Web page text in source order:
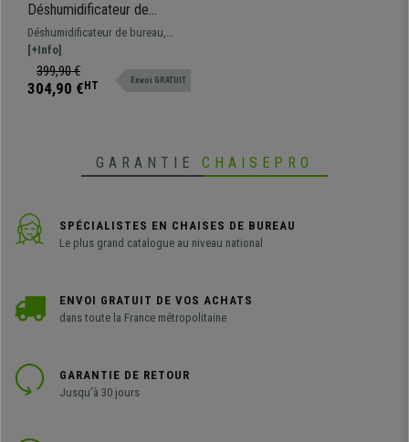
Déshumidificateur de
Bureau PUREDRY, Design
Industriel, Réservoir 5,5 L,
Blanc
Déshumidificateur de bureau,
grande capacité, réservoir 5,5 L
[+Info]
399,90 €
304,90 € HT Envoi GRATUIT
GARANTIE CHAISEPRO
SPÉCIALISTES EN CHAISES DE BUREAU
Le plus grand catalogue au niveau national
ENVOI GRATUIT DE VOS ACHATS
dans toute la France métropolitaine
GARANTIE DE RETOUR
Jusqu'à 30 jours